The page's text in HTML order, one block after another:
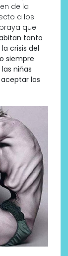
de la
a los
que
tanto
crisis del
siempre
niñas
los